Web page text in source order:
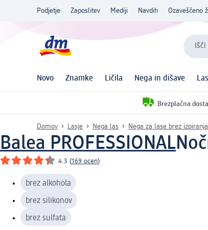
Podjetje Zaposlitev Mediji Navdih Ozaveščeno
Išči
Novo Znamke Ličila Nega in dišave
Brezplačna
Domov Lasje Nega las Nega za lase brez izpiranja
Balea PROFESSIONAL
4.3 (169 ocen)
brez alkohola
brez silikonov
brez sulfata